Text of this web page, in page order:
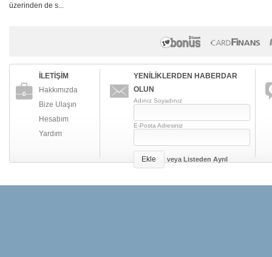
üzerinden de s...
İLETİŞİM
Hakkımızda
Bize Ulaşın
Hesabım
Yardım
YENİLİKLERDEN HABERDAR
OLUN
Adınız Soyadınız
E-Posta Adresiniz
Ekle veya Listeden Ayrıl